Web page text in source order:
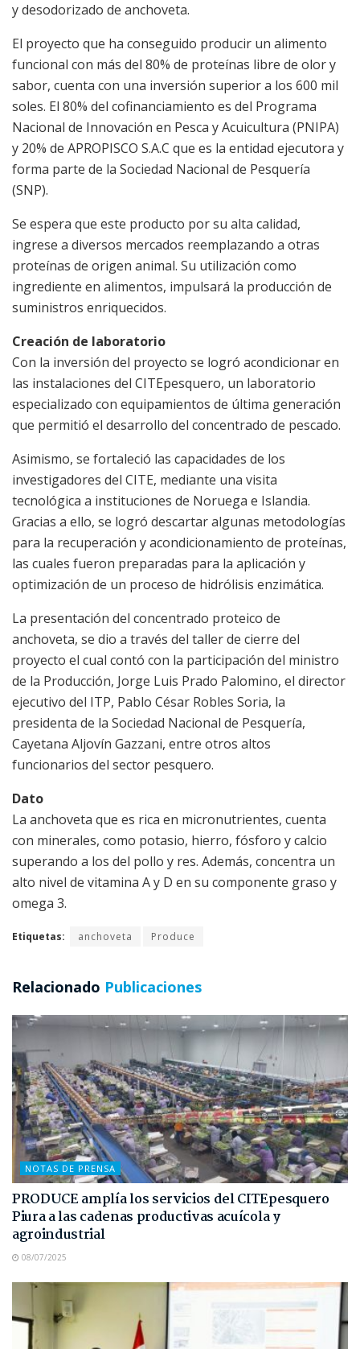
y desodorizado de anchoveta.
El proyecto que ha conseguido producir un alimento
funcional con más del 80% de proteínas libre de olor y
sabor, cuenta con una inversión superior a los 600 mil
soles. El 80% del cofinanciamiento es del Programa
Nacional de Innovación en Pesca y Acuicultura (PNIPA)
y 20% de APROPISCO S.A.C que es la entidad ejecutora y
forma parte de la Sociedad Nacional de Pesquería
(SNP).
Se espera que este producto por su alta calidad,
ingrese a diversos mercados reemplazando a otras
proteínas de origen animal. Su utilización como
ingrediente en alimentos, impulsará la producción de
suministros enriquecidos.
Creación de laboratorio
Con la inversión del proyecto se logró acondicionar en
las instalaciones del CITEpesquero, un laboratorio
especializado con equipamientos de última generación
que permitió el desarrollo del concentrado de pescado.
Asimismo, se fortaleció las capacidades de los
investigadores del CITE, mediante una visita
tecnológica a instituciones de Noruega e Islandia.
Gracias a ello, se logró descartar algunas metodologías
para la recuperación y acondicionamiento de proteínas,
las cuales fueron preparadas para la aplicación y
optimización de un proceso de hidrólisis enzimática.
La presentación del concentrado proteico de
anchoveta, se dio a través del taller de cierre del
proyecto el cual contó con la participación del ministro
de la Producción, Jorge Luis Prado Palomino, el director
ejecutivo del ITP, Pablo César Robles Soria, la
presidenta de la Sociedad Nacional de Pesquería,
Cayetana Aljovín Gazzani, entre otros altos
funcionarios del sector pesquero.
Dato
La anchoveta que es rica en micronutrientes, cuenta
con minerales, como potasio, hierro, fósforo y calcio
superando a los del pollo y res. Además, concentra un
alto nivel de vitamina A y D en su componente graso y
omega 3.
Etiquetas: anchoveta Produce
Relacionado Publicaciones
NOTAS DE PRENSA
PRODUCE amplía los servicios del CITEpesquero
Piura a las cadenas productivas acuícola y
agroindustrial
08/07/2025